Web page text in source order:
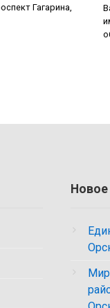
Гагарина,
Новое